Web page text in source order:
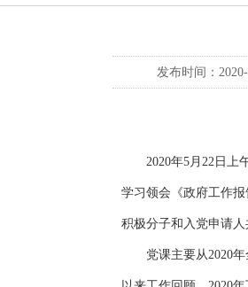
发布时间：
2020年5月22日上午
学习领会《政府工作
积极分子和入党申请人
党课主要从2020年全